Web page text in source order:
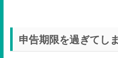
申告期限を過ぎてし